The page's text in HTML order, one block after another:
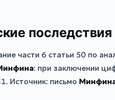
последствия
части 6 статьи 50 по
: при заключении
Источник: письмо